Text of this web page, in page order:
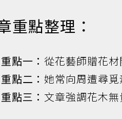
重點整理：
重點一： 從花藝師贈花
重點二： 她常向周遭尋
重點三： 文章強調花木